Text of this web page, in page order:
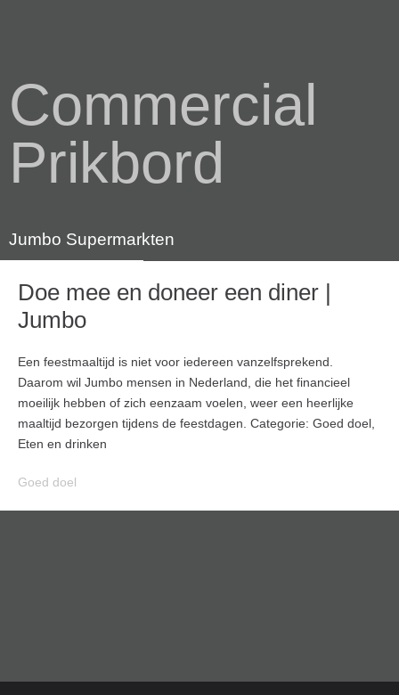
Commercial
Prikbord
Jumbo Supermarkten
Doe mee en doneer een diner |
Jumbo
Een feestmaaltijd is niet voor iedereen vanzelfsprekend.
Daarom wil Jumbo mensen in Nederland, die het financieel
moeilijk hebben of zich eenzaam voelen, weer een heerlijke
maaltijd bezorgen tijdens de feestdagen. Categorie: Goed doel,
Eten en drinken
Goed doel